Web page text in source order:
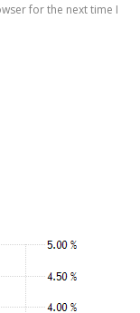
for the next time I